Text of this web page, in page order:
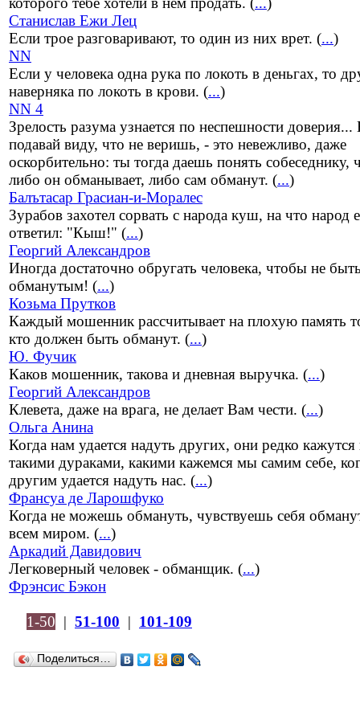
Станислав Ежи Лец
Если трое разговаривают, то один из них врет. (...)
NN
Если у человека одна рука по локоть в деньгах, то
наверняка по локоть в крови. (...)
NN 4
Зрелость разума узнается по неспешности
подавай виду, что не веришь, - это невежливо, даже
оскорбительно: ты тогда даешь понять собеседнику,
либо он обманывает, либо сам обманут. (...)
Балътасар Грасиан-и-Моралес
Зурабов захотел сорвать с народа куш, на что народ
ответил: "Кыш!" (...)
Георгий Александров
Иногда достаточно обругать человека, чтобы не
обманутым! (...)
Козьма Прутков
Каждый мошенник рассчитывает на плохую память
кто должен быть обманут. (...)
Ю. Фучик
Каков мошенник, такова и дневная выручка. (...)
Георгий Александров
Клевета, даже на врага, не делает Вам чести. (...)
Ольга Анина
Когда нам удается надуть других, они редко
такими дураками, какими кажемся мы самим себе,
другим удается надуть нас. (...)
Франсуа де Ларошфуко
Когда не можешь обмануть, чувствуешь себя
всем миром. (...)
Аркадий Давидович
Легковерный человек - обманщик. (...)
Фрэнсис Бэкон
1-50 | 51-100 | 101-109
Поделиться…